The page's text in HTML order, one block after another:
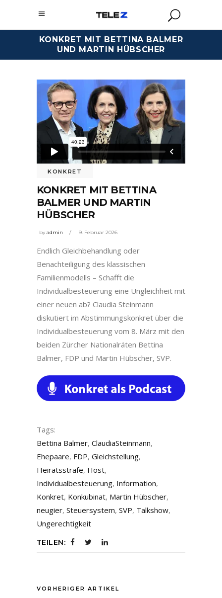
KONKRET MIT BETTINA BALMER
UND MARTIN HÜBSCHER
KONKRET
KONKRET MIT BETTINA
BALMER UND MARTIN
HÜBSCHER
byadmin 9. Februar 2026
Endlich Gleichbehandlung oder
Benachteiligung des klassischen
Familienmodells – Schafft die
Individualbesteuerung eine Ungleichheit mit
einer neuen ab? Claudia Steinmann
diskutiert im Abstimmungskonkret über die
Individualbesteuerung vom 8. März mit den
beiden Zürcher Nationalräten Bettina
Balmer, FDP und Martin Hübscher, SVP.
Tags:
Bettina Balmer, ClaudiaSteinmann,
Ehepaare, FDP, Gleichstellung,
Heiratsstrafe, Host,
Individualbesteuerung, Information,
Konkret, Konkubinat, Martin Hübscher,
neugier, Steuersystem, SVP, Talkshow,
Ungerechtigkeit
TEILEN:
VORHERIGER ARTIKEL